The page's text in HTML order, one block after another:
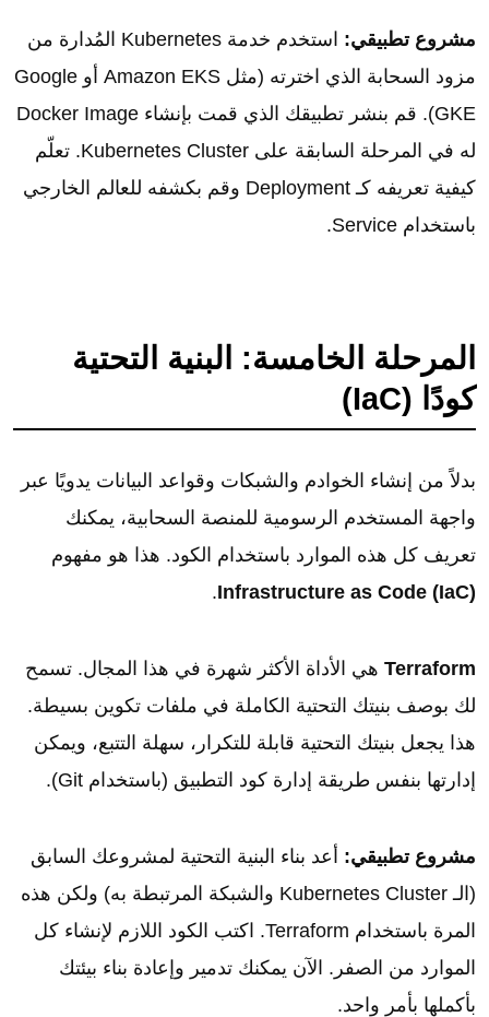
مشروع تطبيقي:
استخدم خدمة Kubernetes المُدارة من
مزود السحابة الذي اخترته (مثل Amazon EKS أو Google
GKE). قم بنشر تطبيقك الذي قمت بإنشاء Docker Image
له في المرحلة السابقة على Kubernetes Cluster. تعلّم
كيفية تعريفه كـ Deployment وقم بكشفه للعالم الخارجي
باستخدام Service.
المرحلة الخامسة: البنية التحتية
كودًا (IaC)
بدلاً من إنشاء الخوادم والشبكات وقواعد البيانات يدويًا عبر
واجهة المستخدم الرسومية للمنصة السحابية، يمكنك
تعريف كل هذه الموارد باستخدام الكود. هذا هو مفهوم
Infrastructure as Code (IaC)
.
Terraform هي الأداة الأكثر شهرة في هذا المجال. تسمح
لك بوصف بنيتك التحتية الكاملة في ملفات تكوين بسيطة.
هذا يجعل بنيتك التحتية قابلة للتكرار، سهلة التتبع، ويمكن
إدارتها بنفس طريقة إدارة كود التطبيق (باستخدام Git).
مشروع تطبيقي: أعد بناء البنية التحتية لمشروعك السابق
(الـ Kubernetes Cluster والشبكة المرتبطة به) ولكن هذه
المرة باستخدام Terraform. اكتب الكود اللازم لإنشاء كل
الموارد من الصفر. الآن يمكنك تدمير وإعادة بناء بيئتك
بأكملها بأمر واحد.